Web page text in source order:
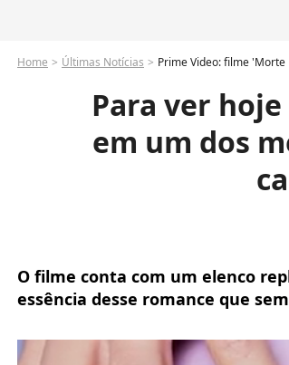
Home Últimas Notícias Prime Video: filme
Para ver
em um dos
O filme conta com um elenco
essência desse romance que